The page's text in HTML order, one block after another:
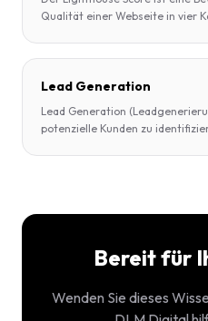
Qualität einer Webseite in vier
Lead Generation
Lead Generation
potenzielle Kunden zu
Bereit für
Wenden Sie dieses